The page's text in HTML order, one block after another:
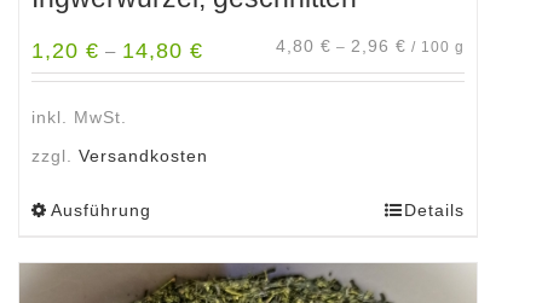
1,20 € – 14,80 € 4,80 € – 2,96 € / 100 g
inkl. MwSt.
zzgl. Versandkosten
Ausführung
weist
Details